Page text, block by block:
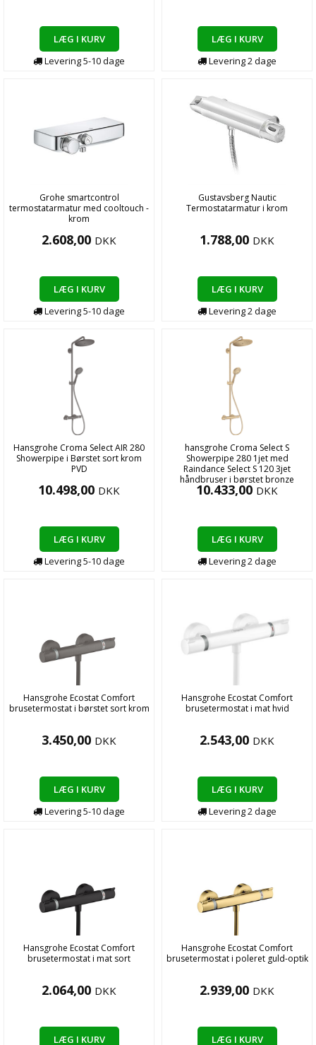
LÆG I KURV
Levering5-10dage
LÆG I KURV
Levering2dage
Grohe smartcontrol
termostatarmatur med cooltouch -
krom
2.608,00 DKK
LÆG I KURV
Levering5-10dage
Gustavsberg Nautic
Termostatarmatur i krom
1.788,00 DKK
LÆG I KURV
Levering2dage
Hansgrohe Croma Select AIR 280
Showerpipe i Børstet sort krom
PVD
10.498,00 DKK
LÆG I KURV
Levering5-10dage
hansgrohe Croma Select S
Showerpipe 280 1jet med
Raindance Select S 120 3jet
håndbruser i børstet bronze
10.433,00 DKK
LÆG I KURV
Levering2dage
Hansgrohe Ecostat Comfort
brusetermostat i børstet sort krom
3.450,00 DKK
LÆG I KURV
Levering5-10dage
Hansgrohe Ecostat Comfort
brusetermostat i mat hvid
2.543,00 DKK
LÆG I KURV
Levering2dage
Hansgrohe Ecostat Comfort
brusetermostat i mat sort
2.064,00 DKK
LÆG I KURV
Hansgrohe Ecostat Comfort
brusetermostat i poleret guld-optik
2.939,00 DKK
LÆG I KURV